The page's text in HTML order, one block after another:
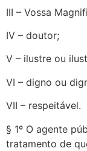
III – Vossa
IV – doutor;
V – ilustre ou
VI – digno ou
VII – respeitável.
§ 1º O agente
tratamento de